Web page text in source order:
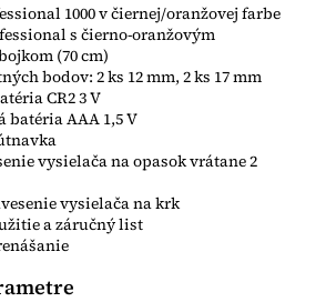
1000 v čiernej/oranžovej farbe
s čierno-oranžovým
(70 cm)
bodov: 2 ks 12 mm, 2 ks 17 mm
CR2 3 V
batéria AAA 1,5 V
vysielača na opasok vrátane 2
vysielača na krk
a záručný list